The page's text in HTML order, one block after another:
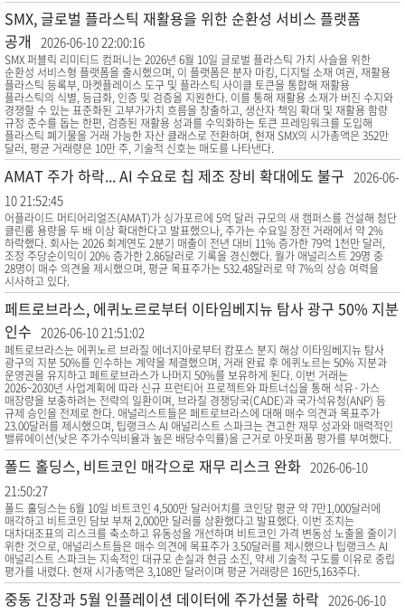
SMX, 글로벌 플라스틱 재활용을 위한 순환성 서비스 플랫폼
공개
2026-06-10 22:00:16
SMX 퍼블릭 리미티드 컴퍼니는 2026년 6월 10일 글로벌 플라스틱 가치 사슬을 위한
순환성 서비스형 플랫폼을 출시했으며, 이 플랫폼은 분자 마킹, 디지털 소재 여권, 재활용
플라스틱 등록부, 마켓플레이스 도구 및 플라스틱 사이클 토큰을 통합해 재활용
플라스틱의 식별, 등급화, 인증 및 검증을 지원한다. 이를 통해 재활용 소재가 버진 수지와
경쟁할 수 있는 표준화된 고부가가치 흐름을 창출하고, 생산자 책임 확대 및 재활용 함량
규정 준수를 돕는 한편, 검증된 재활용 성과를 수익화하는 토큰 프레임워크를 도입해
플라스틱 폐기물을 거래 가능한 자산 클래스로 전환하며, 현재 SMX의 시가총액은 352만
달러, 평균 거래량은 10만 주, 기술적 신호는 매도를 나타낸다.
AMAT 주가 하락... AI 수요로 칩 제조 장비 확대에도 불구 2026-06-
10 21:52:45
어플라이드 머티어리얼즈(AMAT)가 싱가포르에 5억 달러 규모의 새 캠퍼스를 건설해 첨단
클린룸 용량을 두 배 이상 확대한다고 발표했으나, 주가는 수요일 장전 거래에서 약 2%
하락했다. 회사는 2026 회계연도 2분기 매출이 전년 대비 11% 증가한 79억 1천만 달러,
조정 주당순이익이 20% 증가한 2.86달러로 기록을 경신했다. 월가 애널리스트 29명 중
28명이 매수 의견을 제시했으며, 평균 목표주가는 532.48달러로 약 7%의 상승 여력을
시사하고 있다.
페트로브라스, 에퀴노르로부터 이타임베지뉴 탐사 광구 50% 지분
인수 2026-06-10 21:51:02
페트로브라스는 에퀴노르 브라질 에너지아로부터 캄포스 분지 해상 이타임베지뉴 탐사
광구의 지분 50%를 인수하는 계약을 체결했으며, 거래 완료 후 에퀴노르는 50% 지분과
운영권을 유지하고 페트로브라스가 나머지 50%를 보유하게 된다. 이번 거래는
2026~2030년 사업계획에 따라 신규 프런티어 프로젝트와 파트너십을 통해 석유·가스
매장량을 보충하려는 전략의 일환이며, 브라질 경쟁당국(CADE)과 국가석유청(ANP) 등
규제 승인을 전제로 한다. 애널리스트들은 페트로브라스에 대해 매수 의견과 목표주가
23.00달러를 제시했으며, 팁랭크스 AI 애널리스트 스파크는 견고한 재무 성과와 매력적인
밸류에이션(낮은 주가수익비율과 높은 배당수익률)을 근거로 아웃퍼폼 평가를 부여했다.
폴드 홀딩스, 비트코인 매각으로 재무 리스크 완화 2026-06-10
21:50:27
폴드 홀딩스는 6월 10일 비트코인 4,500만 달러어치를 코인당 평균 약 7만1,000달러에
매각하고 비트코인 담보 부채 2,000만 달러를 상환했다고 발표했다. 이번 조치는
대차대조표의 리스크를 축소하고 유동성을 개선하며 비트코인 가격 변동성 노출을 줄이기
위한 것으로, 애널리스트들은 매수 의견에 목표주가 3.50달러를 제시했으나 팁랭크스 AI
애널리스트 스파크는 지속적인 대규모 손실과 현금 소진, 약세 기술적 구도를 이유로 중립
평가를 내렸다. 현재 시가총액은 3,108만 달러이며 평균 거래량은 16만5,163주다.
중동 긴장과 5월 인플레이션 데이터에 주가선물 하락 2026-06-10